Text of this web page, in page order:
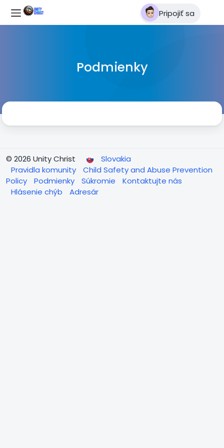
Pripojiť sa
Podmienky
© 2026 Unity Christ
Slovakia
Pravidla komunity
Child Safety and Abuse Prevention
Policy
Podmienky Súkromie
Kontaktujte nás
Hlásenie chýb
Adresár